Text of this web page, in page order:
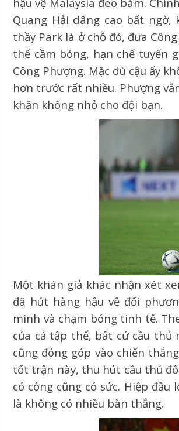
Quang Hải dâng cao bất ngờ,
thầy Park là ở chỗ đó, đưa
thể cầm bóng, hạn chế tuyến
Công Phượng. Mặc dù cậu ấy
hơn trước rất nhiều. Phượng
khăn không nhỏ cho đội bạn.
Một khán giả khác nhận xét
đã hút hàng hậu vệ đối
minh và chạm bóng tinh tế.
của cả tập thể, bất cứ cầu thủ
cũng đóng góp vào chiến
tốt trận này, thu hút cầu thủ
có công cũng có sức. Hiệp
là không có nhiều bàn thắng.